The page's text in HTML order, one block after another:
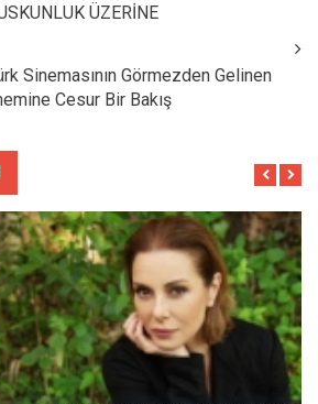
ÜZERİNE
Sinemasının Görmezden Gelinen
Cesur Bir Bakış